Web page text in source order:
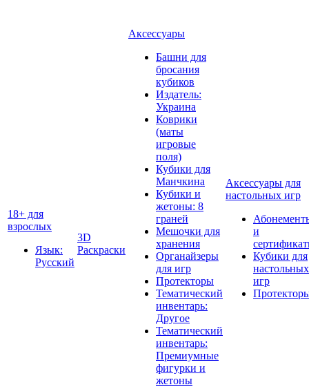
18+ для
взрослых
Язык:
Русский
3D
Раскраски
Аксессуары
Башни для
бросания
кубиков
Издатель:
Украина
Коврики
(маты
игровые
поля)
Кубики для
Манчкина
Кубики и
жетоны: 8
граней
Мешочки для
хранения
Органайзеры
для игр
Протекторы
Тематический
инвентарь:
Другое
Тематический
инвентарь:
Премиумные
фигурки и
жетоны
Аксессуары для
настольных игр
и
Кубики для
настольных
игр